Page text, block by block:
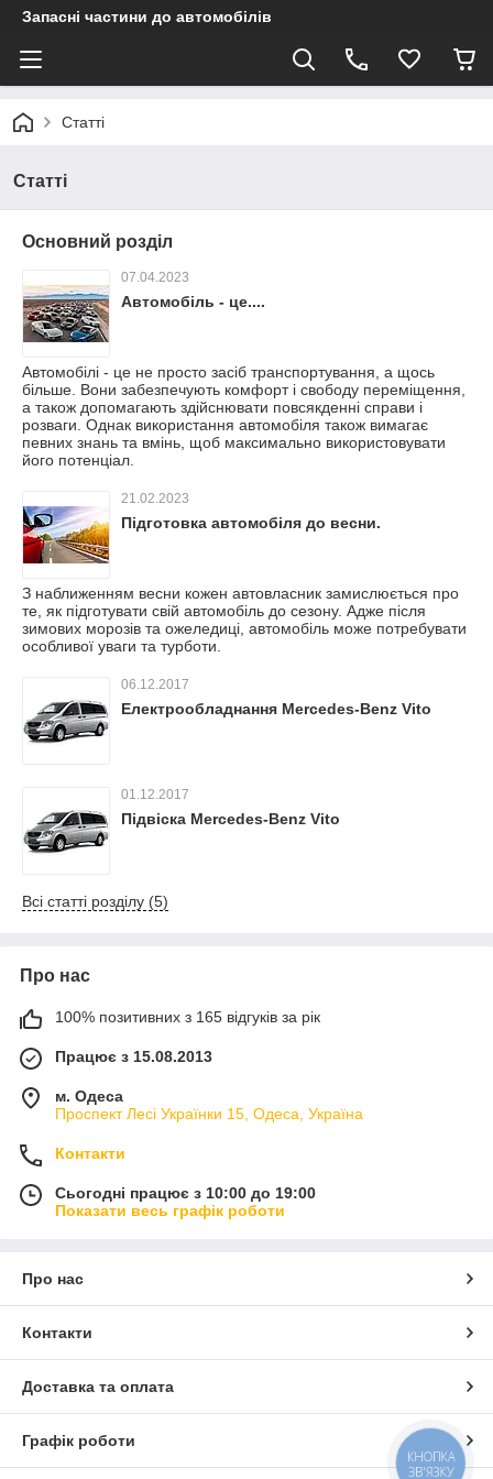
Запасні частини до автомобілів
Статті
Статті
Основний розділ
07.04.2023
Автомобіль - це....
Автомобілі - це не просто засіб транспортування, а щось
більше. Вони забезпечують комфорт і свободу переміщення,
а також допомагають здійснювати повсякденні справи і
розваги. Однак використання автомобіля також вимагає
певних знань та вмінь, щоб максимально використовувати
його потенціал.
21.02.2023
Підготовка автомобіля до весни.
З наближенням весни кожен автовласник замислюється про
те, як підготувати свій автомобіль до сезону. Адже після
зимових морозів та ожеледиці, автомобіль може потребувати
особливої уваги та турботи.
06.12.2017
Електрообладнання Mercedes-Benz Vito
01.12.2017
Підвіска Mercedes-Benz Vito
Всі статті розділу (5)
Про нас
100% позитивних з 165 відгуків за рік
Працює з 15.08.2013
м. Одеса
Проспект Лесі Українки 15, Одеса, Україна
Контакти
Сьогодні працює з 10:00 до 19:00
Показати весь графік роботи
Про нас
Контакти
Доставка та оплата
Графік роботи
КНОПКА
ЗВ'ЯЗКУ